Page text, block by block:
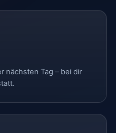
nächsten Tag – bei dir